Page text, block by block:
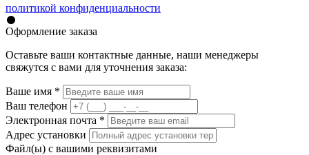
политикой конфиденциальности
Оформление заказа
Оставьте ваши контактные данные, наши менеджеры
свяжутся с вами для уточнения заказа:
Ваше имя *
Ваш телефон
Электронная почта *
Адрес установки
Файл(ы) с вашими реквизитами